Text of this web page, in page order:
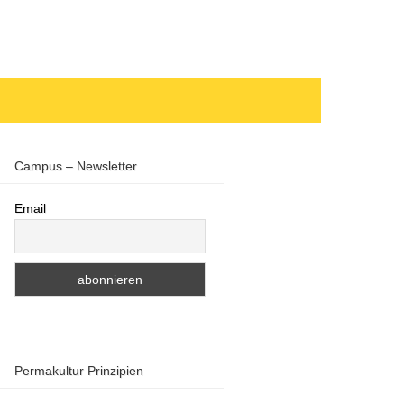
Campus – Newsletter
Email
Permakultur Prinzipien